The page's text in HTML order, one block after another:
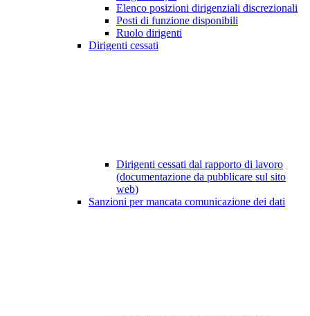
Elenco posizioni dirigenziali discrezionali
Posti di funzione disponibili
Ruolo dirigenti
Dirigenti cessati
Dirigenti cessati dal rapporto di lavoro
(documentazione da pubblicare sul sito
web)
Sanzioni per mancata comunicazione dei dati